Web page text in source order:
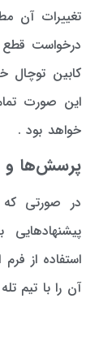
تغييرات آن
درخواست قطع
کابین توچال
اين صورت
خواهد بود .
پرسش‌ها و
در صورتی که
استفاده از
آن را با تیم